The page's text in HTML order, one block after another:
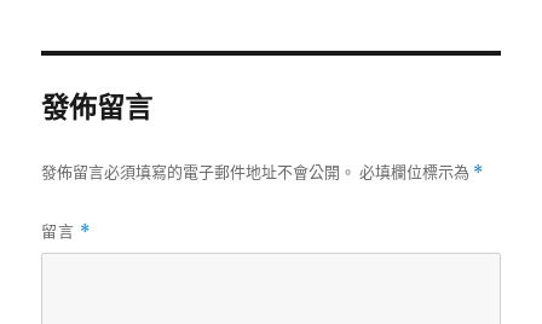
發佈留言
發佈留言必須填寫的電子郵件地址不會公開。 必填欄位標示為 *
留言 *